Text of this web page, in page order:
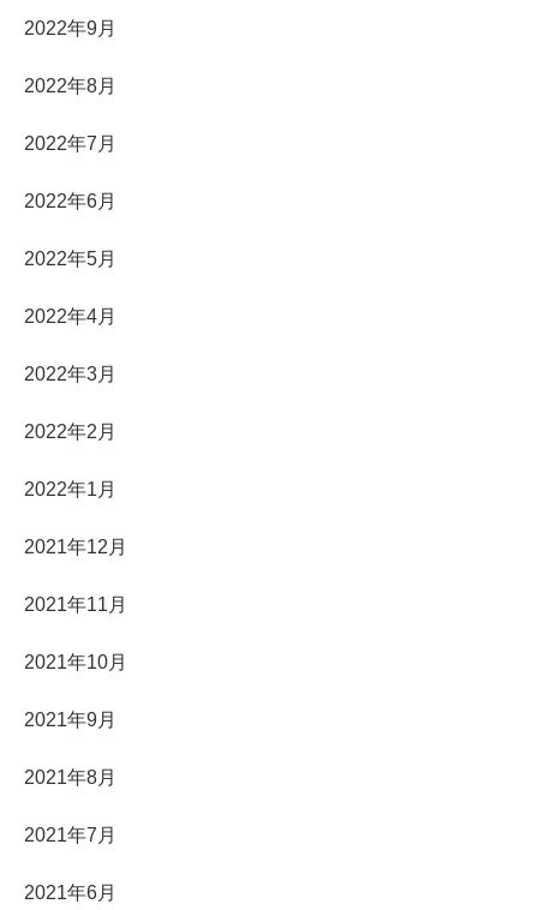
2022年9月
2022年8月
2022年7月
2022年6月
2022年5月
2022年4月
2022年3月
2022年2月
2022年1月
2021年12月
2021年11月
2021年10月
2021年9月
2021年8月
2021年7月
2021年6月